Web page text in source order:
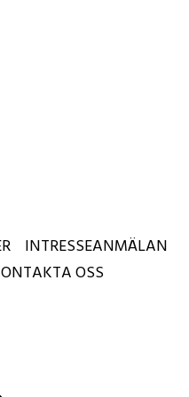
INTRESSEANMÄLAN
OSS